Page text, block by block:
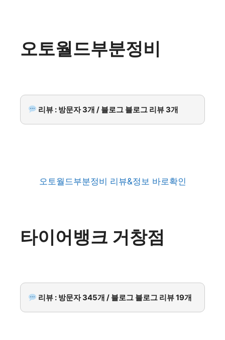
오토월드부분정비
리뷰 : 방문자 3개 / 블로그 블로그 리뷰 3개
오토월드부분정비 리뷰&정보 바로확인
타이어뱅크 거창점
리뷰 : 방문자 345개 / 블로그 블로그 리뷰 19개